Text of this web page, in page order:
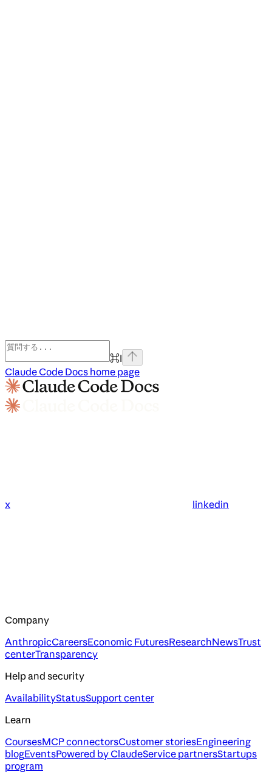
⌘I
Claude Code Docs home page
x linkedin
Company
AnthropicCareersEconomic FuturesResearchNewsTrust
centerTransparency
Help and security
AvailabilityStatusSupport center
Learn
CoursesMCP connectorsCustomer storiesEngineering
blogEventsPowered by ClaudeService partnersStartups
program